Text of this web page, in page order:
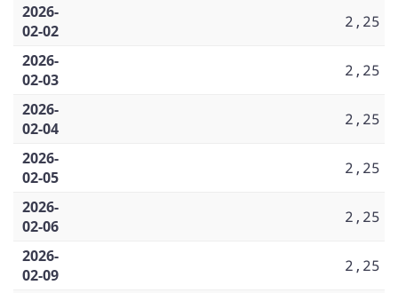
2026-
02-02
2,25
2026-
02-03
2,25
2026-
02-04
2,25
2026-
02-05
2,25
2026-
02-06
2,25
2026-
02-09
2,25